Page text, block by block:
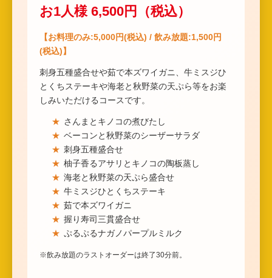
お1人様 6,500円（税込）
【お料理のみ:5,000円(税込) / 飲み放題:1,500円
(税込)】
刺身五種盛合せや茹で本ズワイガニ、牛ミスジひ
とくちステーキや海老と秋野菜の天ぷら等をお楽
しみいただけるコースです。
さんまとキノコの煮びたし
ベーコンと秋野菜のシーザーサラダ
刺身五種盛合せ
柚子香るアサリとキノコの陶板蒸し
海老と秋野菜の天ぷら盛合せ
牛ミスジひとくちステーキ
茹で本ズワイガニ
握り寿司三貫盛合せ
ぷるぷるナガノパープルミルク
※飲み放題のラストオーダーは終了30分前。